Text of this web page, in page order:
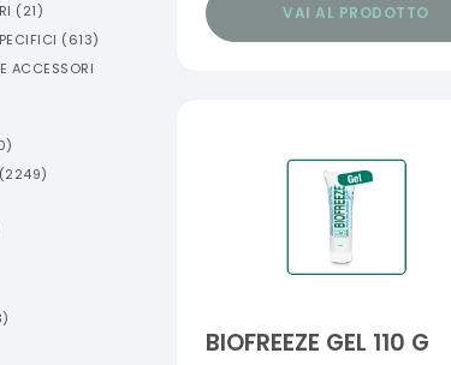
(21)
(613)
ACCESSORI
)
(2249)
)
VAI AL PRODOTTO
BIOFREEZE GEL 110 G